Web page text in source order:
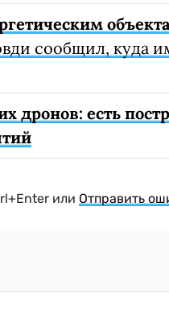
сообщил, куда
дронов: есть
или Отправить